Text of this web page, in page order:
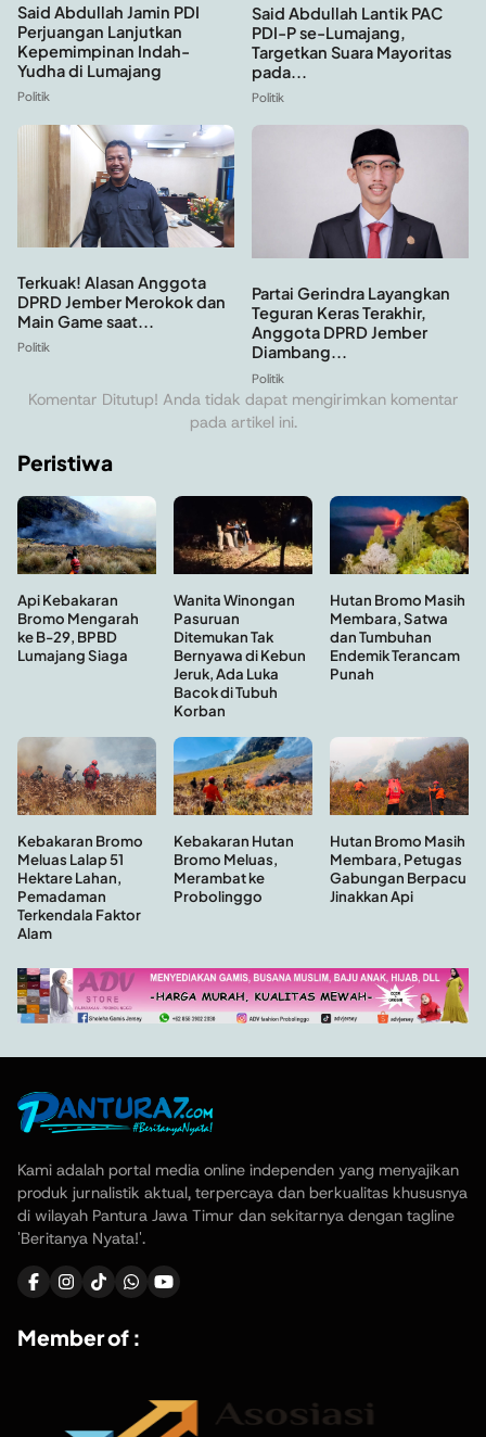
Said Abdullah Jamin PDI
Perjuangan Lanjutkan
Kepemimpinan Indah-
Yudha di Lumajang
Politik
Said Abdullah Lantik PAC
PDI-P se-Lumajang,
Targetkan Suara Mayoritas
pada...
Politik
Terkuak! Alasan Anggota
DPRD Jember Merokok dan
Main Game saat...
Politik
Partai Gerindra Layangkan
Teguran Keras Terakhir,
Anggota DPRD Jember
Diambang...
Politik
Komentar Ditutup! Anda tidak dapat mengirimkan komentar
pada artikel ini.
Peristiwa
Api Kebakaran
Bromo Mengarah
ke B-29, BPBD
Lumajang Siaga
Wanita Winongan
Pasuruan
Ditemukan Tak
Bernyawa di Kebun
Jeruk, Ada Luka
Bacok di Tubuh
Korban
Hutan Bromo Masih
Membara, Satwa
dan Tumbuhan
Endemik Terancam
Punah
Kebakaran Bromo
Meluas Lalap 51
Hektare Lahan,
Pemadaman
Terkendala Faktor
Alam
Kebakaran Hutan
Bromo Meluas,
Merambat ke
Probolinggo
Hutan Bromo Masih
Membara, Petugas
Gabungan Berpacu
Jinakkan Api
Kami adalah portal media online independen yang menyajikan
produk jurnalistik aktual, terpercaya dan berkualitas khususnya
di wilayah Pantura Jawa Timur dan sekitarnya dengan tagline
'Beritanya Nyata!'.
Member of :